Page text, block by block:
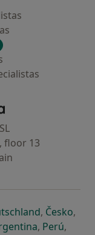
de inicio
floor 13
pestaña
nueva pestaña
en una nueva
se abre en
, Českose
,
pestaña
una nueva pestaña
en una nueva
se abre en
, Perúse
,